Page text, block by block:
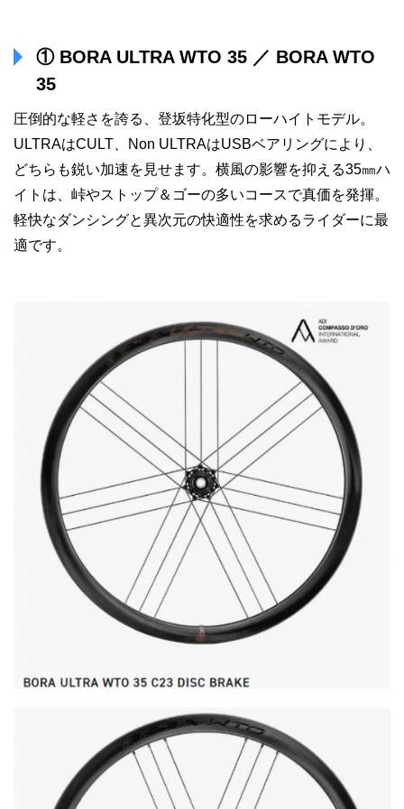
① BORA ULTRA WTO 35 ／ BORA WTO
35
圧倒的な軽さを誇る、登坂特化型のローハイトモデル。
ULTRAはCULT、Non ULTRAはUSBベアリングにより、
どちらも鋭い加速を見せます。横風の影響を抑える35㎜ハ
イトは、峠やストップ＆ゴーの多いコースで真価を発揮。
軽快なダンシングと異次元の快適性を求めるライダーに最
適です。